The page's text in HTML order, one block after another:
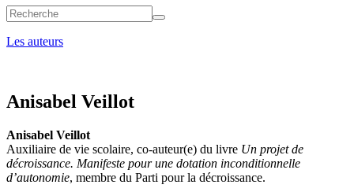
Les auteurs
Anisabel Veillot
Anisabel Veillot
Auxiliaire de vie scolaire, co-auteur(e) du livre Un projet de
décroissance. Manifeste pour une dotation inconditionnelle
d’autonomie, membre du Parti pour la décroissance.